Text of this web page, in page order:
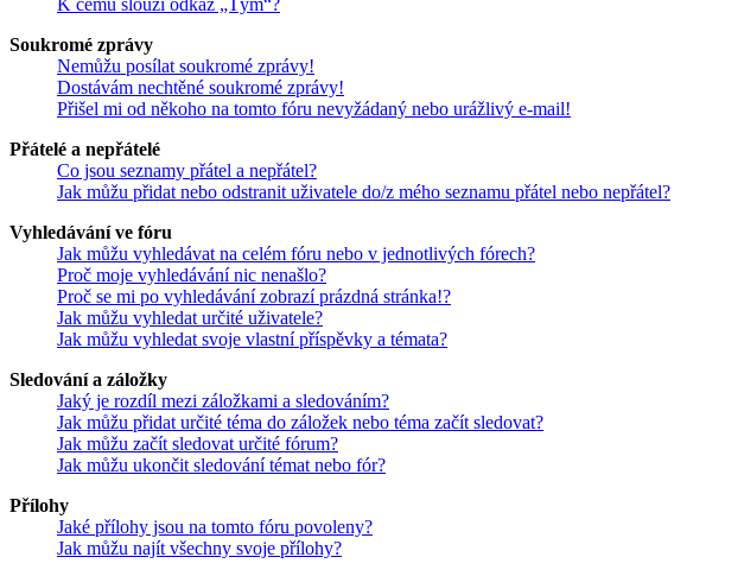
Soukromé zprávy
Nemůžu posílat soukromé zprávy!
Dostávám nechtěné soukromé zprávy!
Přišel mi od někoho na tomto fóru nevyžádaný nebo urážlivý e-mail!
Přátelé a nepřátelé
Co jsou seznamy přátel a nepřátel?
Jak můžu přidat nebo odstranit uživatele do/z mého seznamu přátel nebo nepřátel?
Vyhledávání ve fóru
Jak můžu vyhledávat na celém fóru nebo v jednotlivých fórech?
Proč moje vyhledávání nic nenašlo?
Proč se mi po vyhledávání zobrazí prázdná stránka!?
Jak můžu vyhledat určité uživatele?
Jak můžu vyhledat svoje vlastní příspěvky a témata?
Sledování a záložky
Jaký je rozdíl mezi záložkami a sledováním?
Jak můžu přidat určité téma do záložek nebo téma začít sledovat?
Jak můžu začít sledovat určité fórum?
Jak můžu ukončit sledování témat nebo fór?
Přílohy
Jaké přílohy jsou na tomto fóru povoleny?
Jak můžu najít všechny svoje přílohy?